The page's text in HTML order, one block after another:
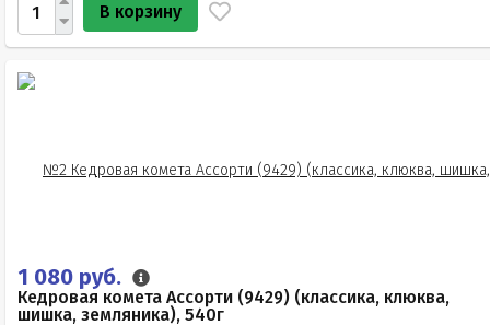
В корзину
1 080 руб.
Кедровая комета Ассорти (9429) (классика, клюква,
шишка, земляника), 540г